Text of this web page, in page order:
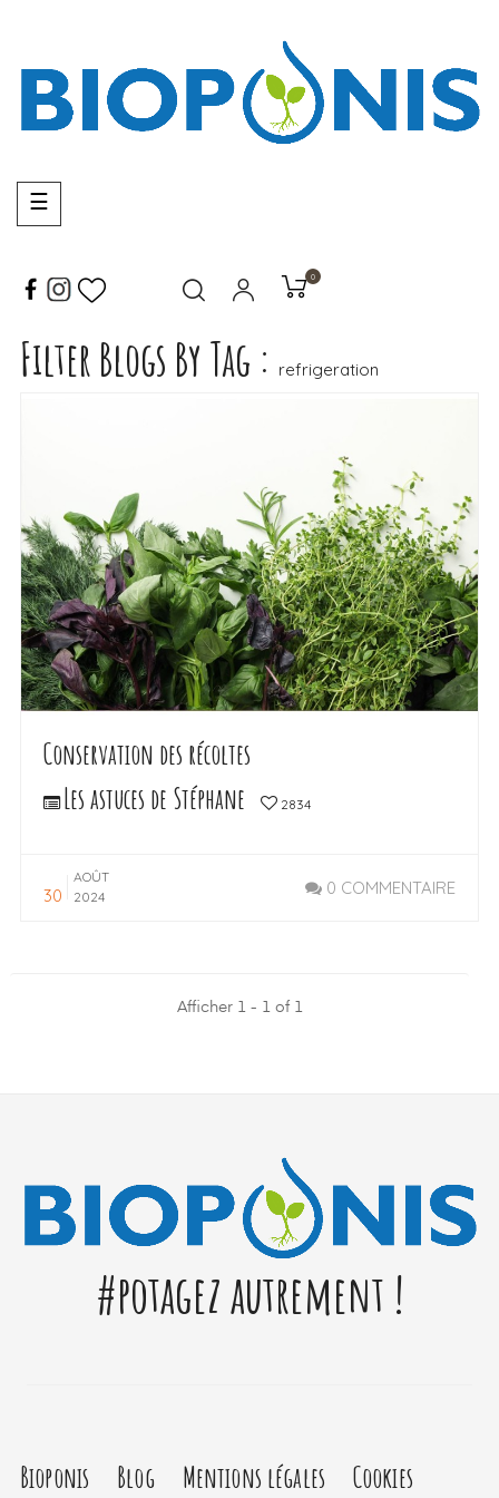
Basculer
la
navigation
☰
0
Filter Blogs By Tag : refrigeration
LIRE LA SUITE
Conservation des récoltes
Les astuces de Stéphane
2834
30
AOÛT
2024
0 COMMENTAIRE
Afficher 1 - 1 of 1
#potagez autrement !
Bioponis Blog Mentions légales Cookies